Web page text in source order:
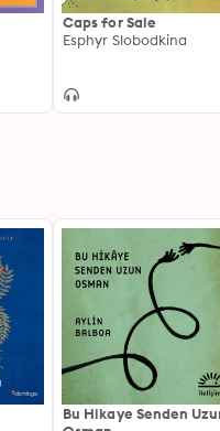
Caps for Sale
Esphyr Slobodkina
Bu Hikaye Senden